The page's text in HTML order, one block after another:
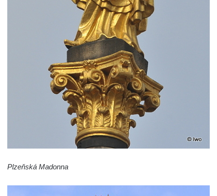
Sloup se sochou Bolestného Krista (Ecce
Homo) v Krompachu
Sloup Panny Marie Bolestné v Chodové
Sloup Panny Marie s Ježíškem v Údlicích
Sloup Nejsvětější Trojice v Údlicích
Sloup se sochou svatého Josefa s
Ježíškem v Údlicích
Sloup Panny Marie v Chodově
Sloup Panny Marie v Hořicích
Sloup Nejsvětější Trojice v Teplé
Plzeňská Madonna